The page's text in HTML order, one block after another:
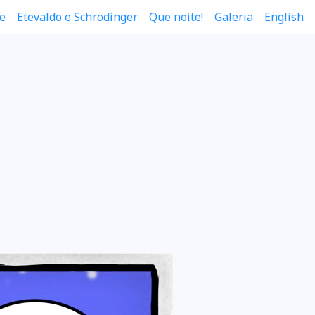
Etevaldo e Schrödinger Que noite! Galeria English